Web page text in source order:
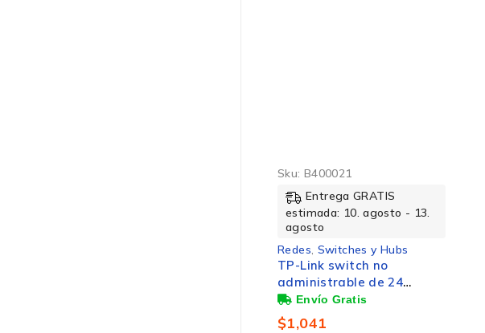
Sku: B400021
Entrega GRATIS
estimada: 10. agosto - 13.
agosto
Redes Switches y Hubs
TP-Link switch no
administrable de 24
puertos fast ethernet
10/100
$1,041